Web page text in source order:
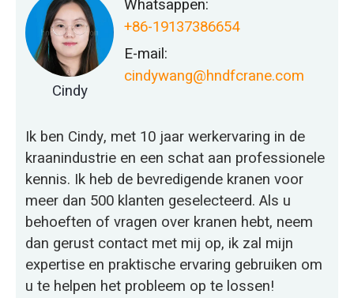
Cindy
+86-19137386654
E-mail:
cindywang@hndfcrane.com
Ik ben Cindy, met 10 jaar werkervaring in de
kraanindustrie en een schat aan professionele
kennis. Ik heb de bevredigende kranen voor
meer dan 500 klanten geselecteerd. Als u
behoeften of vragen over kranen hebt, neem
dan gerust contact met mij op, ik zal mijn
expertise en praktische ervaring gebruiken om
u te helpen het probleem op te lossen!